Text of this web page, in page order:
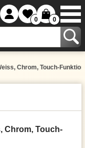
0 0
Chrom, Touch-
Chrom, Touch-